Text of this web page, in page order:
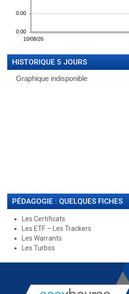
HISTORIQUE 5 JOURS
PÉDAGOGIE : QUELQUES FICHES
Les Certificats
Les ETF – Les Trackers
Les Warrants
Les Turbos